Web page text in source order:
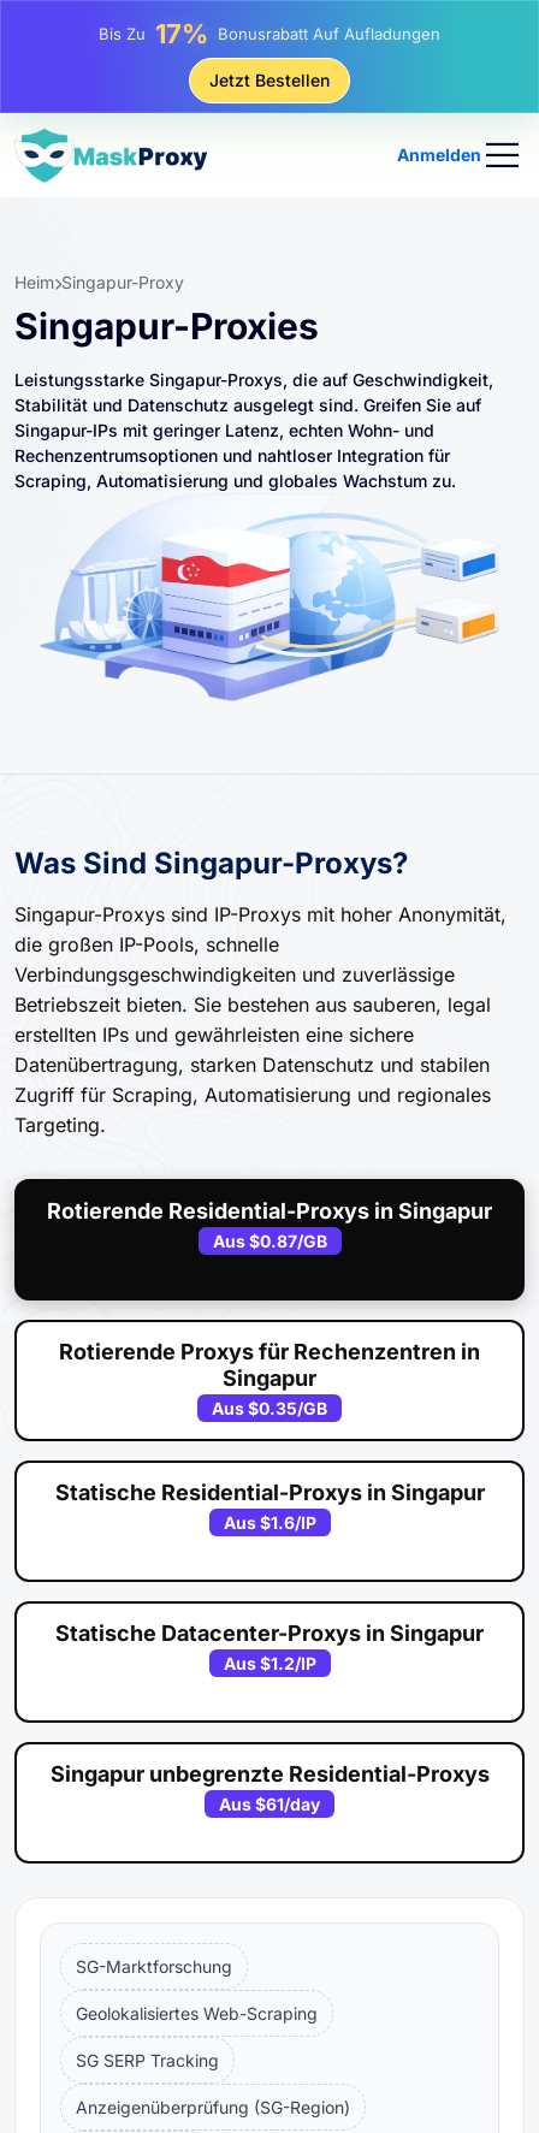
Bis Zu 25% Rabatt Auf Statische IP-Käufe
81% Rabatt Auf Rotierende IP Einkäufe
Jetzt Bestellen
Anmelden
Heim Singapur-Proxy
Singapur-Proxies
Leistungsstarke Singapur-Proxys, die auf Geschwindigkeit,
Stabilität und Datenschutz ausgelegt sind. Greifen Sie auf
Singapur-IPs mit geringer Latenz, echten Wohn- und
Rechenzentrumsoptionen und nahtloser Integration für
Scraping, Automatisierung und globales Wachstum zu.
Was Sind Singapur-Proxys?
Singapur-Proxys sind IP-Proxys mit hoher Anonymität,
die großen IP-Pools, schnelle
Verbindungsgeschwindigkeiten und zuverlässige
Betriebszeit bieten. Sie bestehen aus sauberen, legal
erstellten IPs und gewährleisten eine sichere
Datenübertragung, starken Datenschutz und stabilen
Zugriff für Scraping, Automatisierung und regionales
Targeting.
Rotierende Residential-Proxys in Singapur
Aus$0.87/GB
Rotierende Proxys für Rechenzentren in
Singapur
Aus$0.35/GB
Statische Residential-Proxys in Singapur
Aus$1.6/IP
Statische Datacenter-Proxys in Singapur
Aus$1.2/IP
Singapur unbegrenzte Residential-Proxys
Aus$61/day
SG-Marktforschung
Geolokalisiertes Web-Scraping
SG SERP Tracking
Anzeigenüberprüfung (SG-Region)